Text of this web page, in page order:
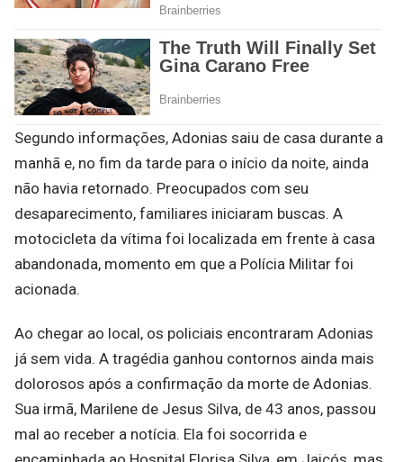
Segundo informações, Adonias saiu de casa durante a
manhã e, no fim da tarde para o início da noite, ainda
não havia retornado. Preocupados com seu
desaparecimento, familiares iniciaram buscas. A
motocicleta da vítima foi localizada em frente à casa
abandonada, momento em que a Polícia Militar foi
acionada.
Ao chegar ao local, os policiais encontraram Adonias
já sem vida. A tragédia ganhou contornos ainda mais
dolorosos após a confirmação da morte de Adonias.
Sua irmã, Marilene de Jesus Silva, de 43 anos, passou
mal ao receber a notícia. Ela foi socorrida e